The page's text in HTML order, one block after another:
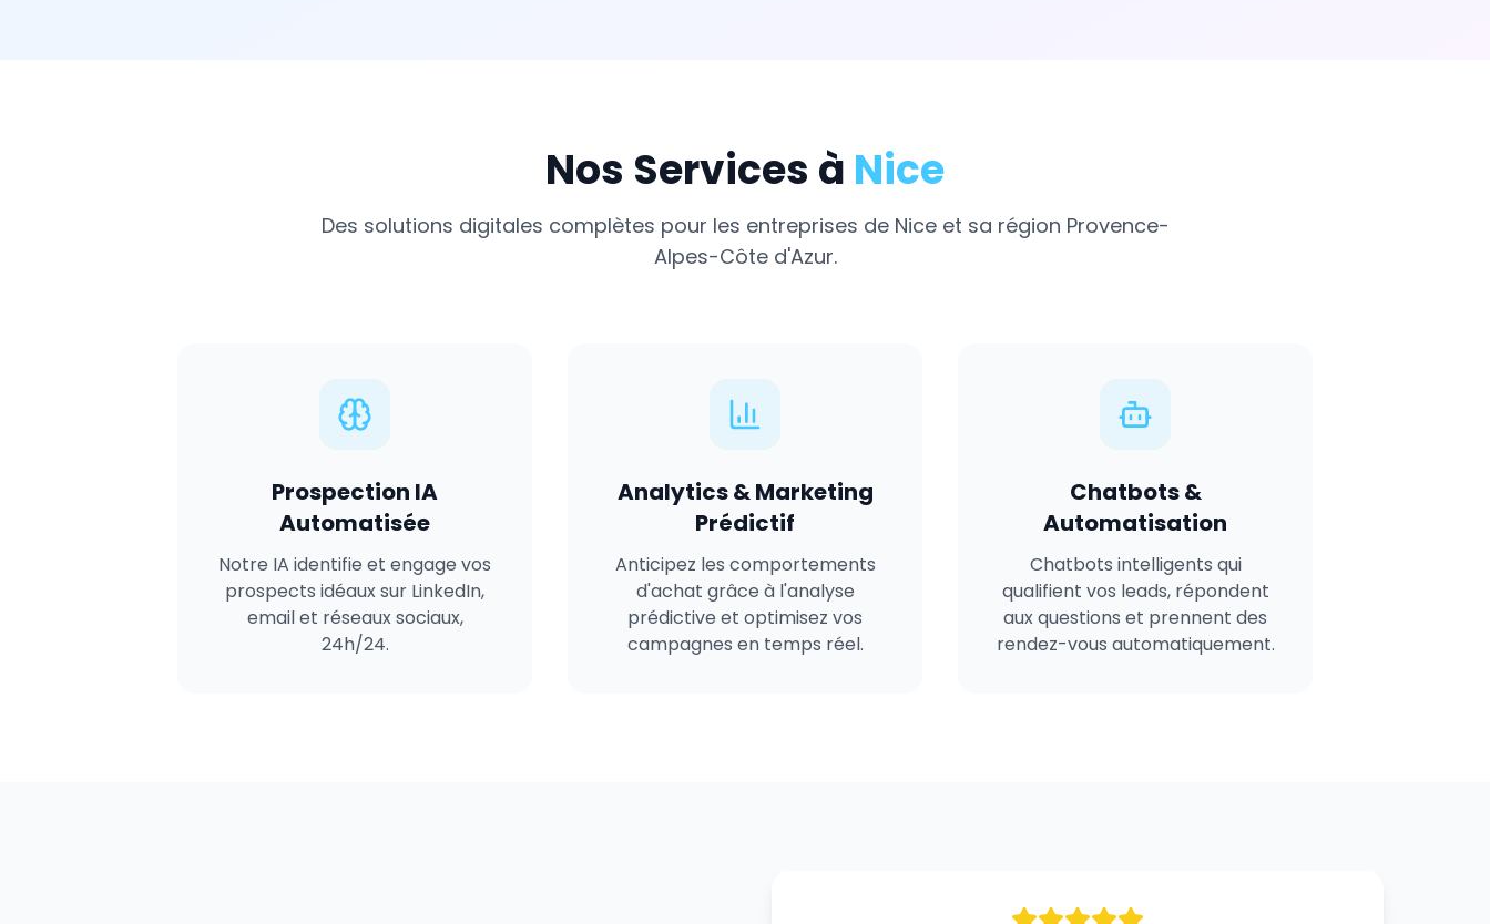
Nos Services à Nice
Des solutions digitales complètes pour les entreprises de Niceet sa région Provence-
Alpes-Côte d'Azur.
Prospection IA
Automatisée
Notre IA identifie et engage vos
prospects idéaux sur LinkedIn,
email et réseaux sociaux,
24h/24.
Analytics & Marketing
Prédictif
Anticipez les comportements
d'achat grâce à l'analyse
prédictive et optimisez vos
campagnes en temps réel.
Chatbots &
Automatisation
Chatbots intelligents qui
qualifient vos leads, répondent
aux questions et prennent des
rendez-vous automatiquement.